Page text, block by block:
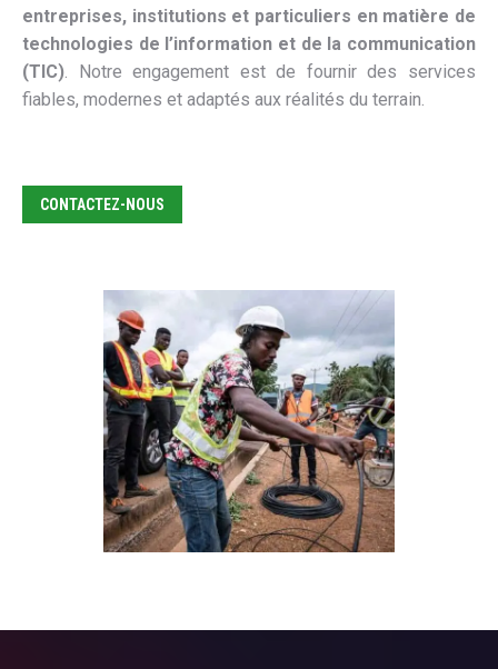
entreprises, institutions et particuliers en matière de
technologies de l’information et de la communication
(TIC). Notre engagement est de fournir des services
fiables, modernes et adaptés aux réalités du terrain.
CONTACTEZ-NOUS